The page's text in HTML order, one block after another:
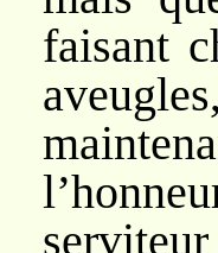
faisant